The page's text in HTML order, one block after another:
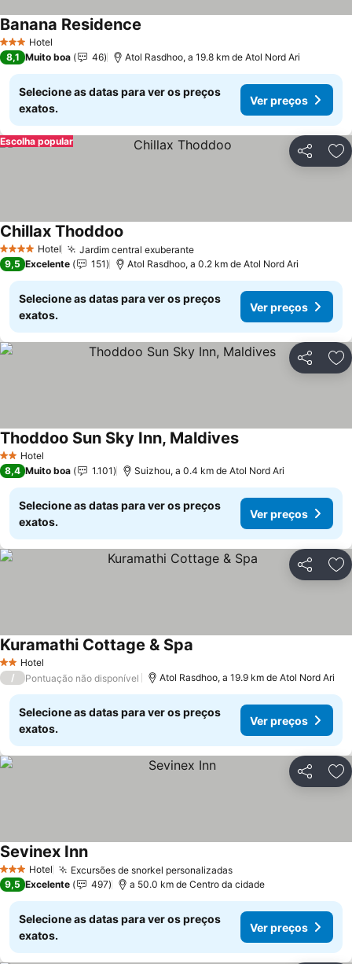
3 EstrelasHotel
Banana Residence
8,1 Muito boa 46 Atol Rasdhoo, a 19.8 km de Atol Nord Ari
Selecione as datas para ver os preços
exatos.
Ver preços
Partilhar
Escolha popular
4 EstrelasHotel Jardim central exuberanteVer preços
Chillax Thoddoo
9,5 Excelente 151 Atol Rasdhoo, a 0.2 km de Atol Nord Ari
Selecione as datas para ver os preços
exatos.
Ver preços
Partilhar
2 Estrelas
Hotel
Thoddoo Sun Sky Inn, MaldivesVer preços
8,4 Muito boa 1.101 Suizhou, a 0.4 km de Atol Nord Ari
Selecione as datas para ver os preços
exatos.
Ver preços
Partilhar
2 Estrelas
Hotel
Kuramathi Cottage & Spa
/ Pontuação não disponível Atol Rasdhoo, a 19.9 km de Atol Nord Ari
Selecione as datas para ver os preços
exatos.
Ver preços
Partilhar
3 EstrelasHotel Excursões de snorkel personalizadasVer preços
Sevinex InnVer preços
9,5 Excelente 497 a 50.0 km de Centro da cidade
Selecione as datas para ver os preços
exatos.
Ver preços